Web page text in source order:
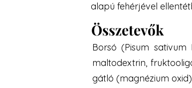
alapú fehérjével
Összetevők
Borsó (Pisum
maltodextrin,
gátló (magnézium